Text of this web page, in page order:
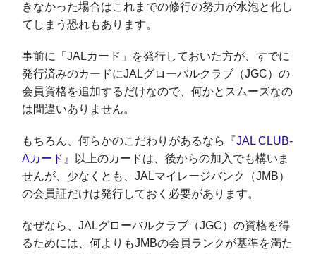
きなかった場合はこれまでの修行の努力が水泡と化し
てしまう恐れもあります。
事前に「JALカード」を発行しておいた方が、すでに
発行済みのカードにJALグローバルクラブ（JGC）の
会員資格を追加するだけなので、何かとスムーズなの
は間違いありません。
もちろん、何らかのこだわりがあるなら『JAL CLUB-
Aカード 』以上のカードは、後からの加入でも構いま
せんが、少なくとも、JALマイレージバンク（JMB）
の会員証だけは発行しておく必要があります。
なぜなら、JALグローバルクラブ（JGC）の資格を得
るためには、何よりもJMBの会員ランクが基準を満た